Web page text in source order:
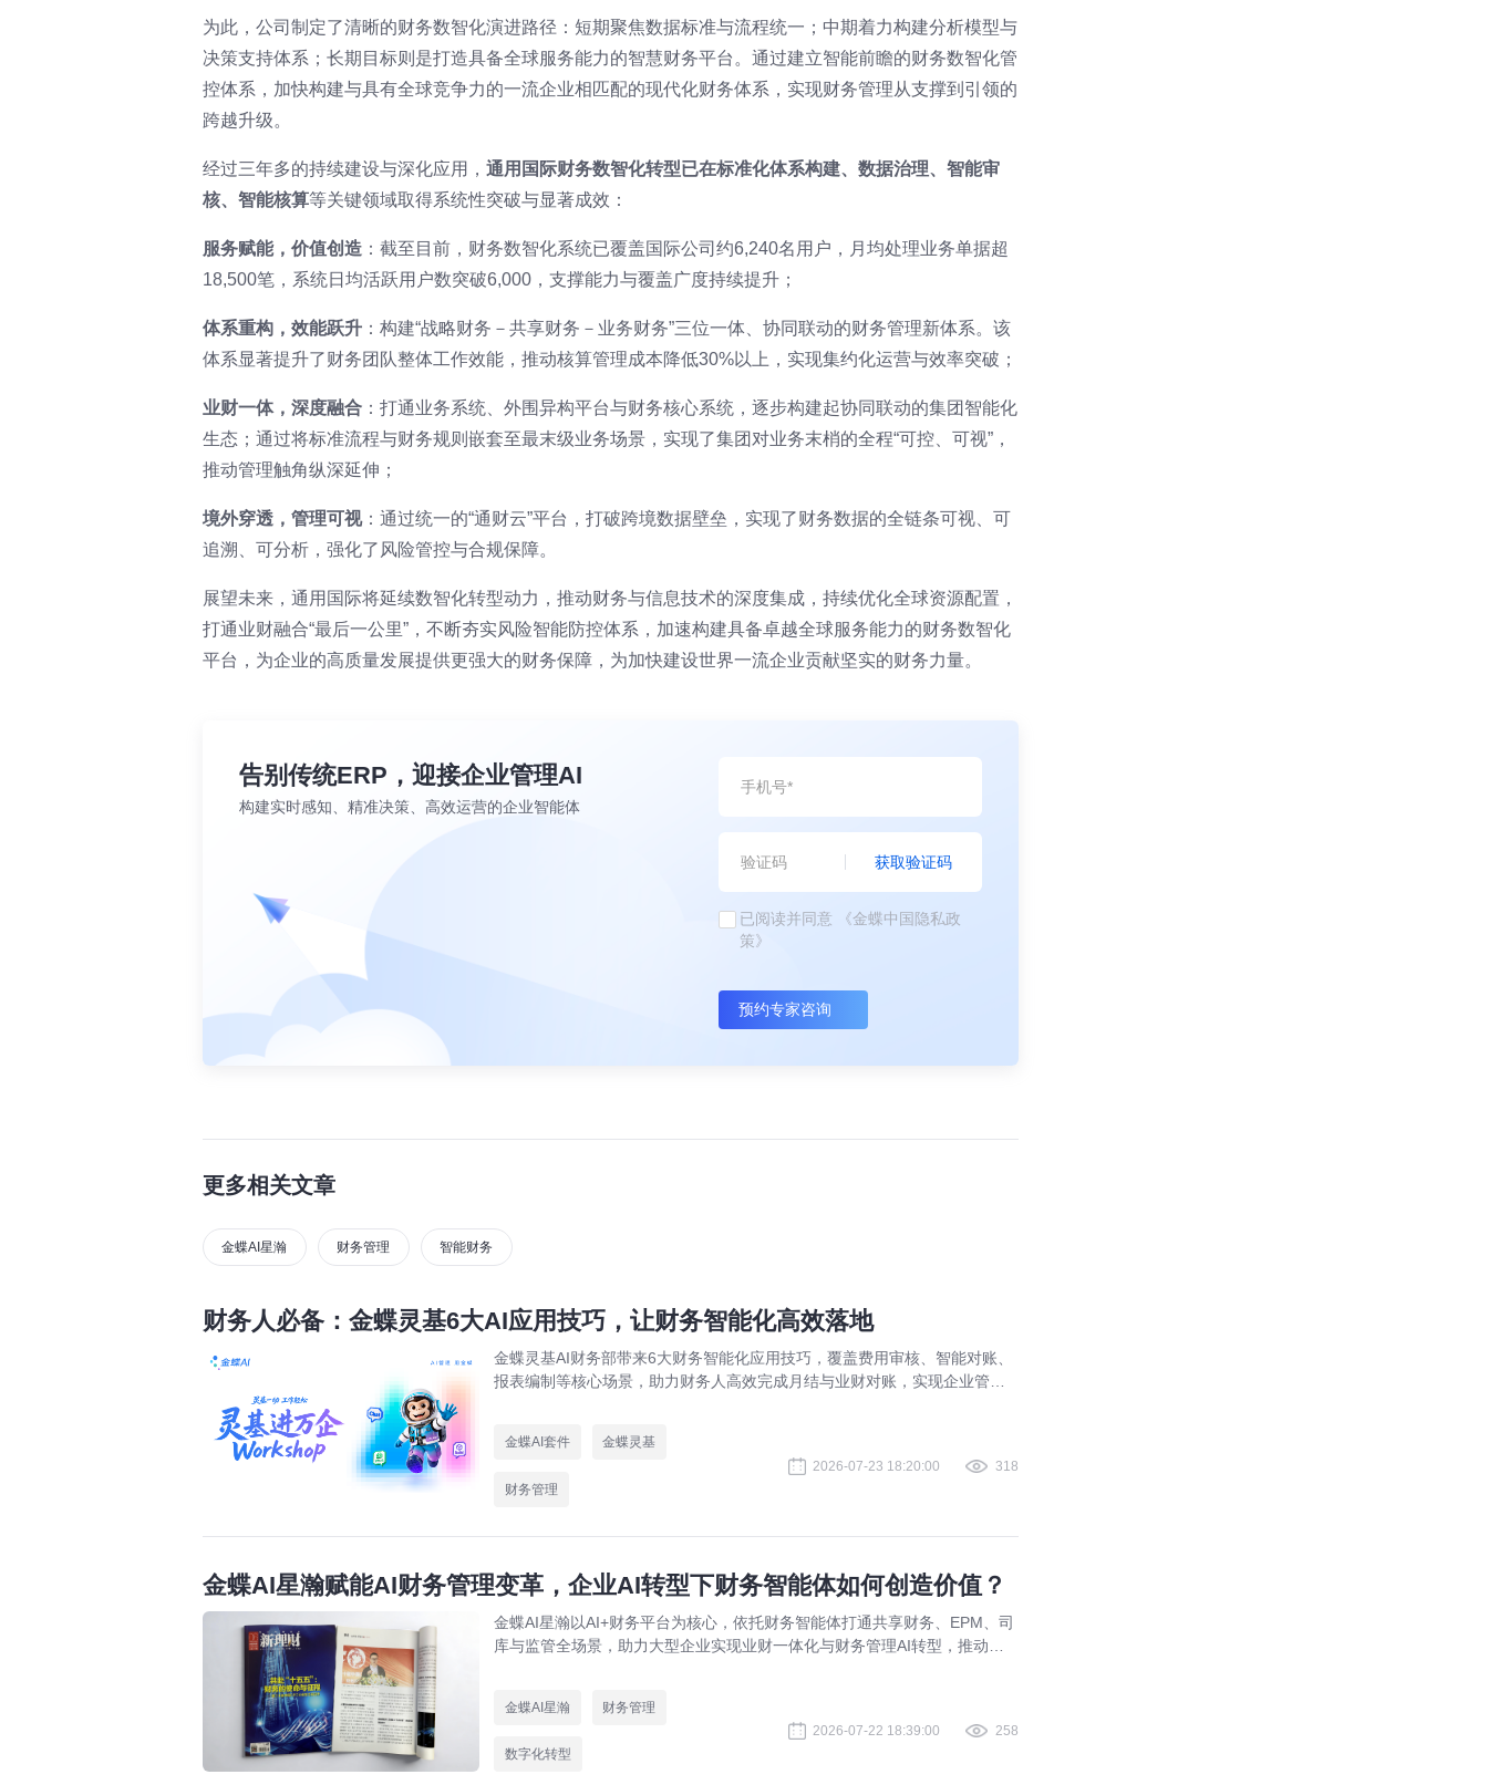
为此，公司制定了清晰的财务数智化演进路径：短期聚焦数据标准与流程统一；中期着力构建分析模型与
决策支持体系；长期目标则是打造具备全球服务能力的智慧财务平台。通过建立智能前瞻的财务数智化管
控体系，加快构建与具有全球竞争力的一流企业相匹配的现代化财务体系，实现财务管理从支撑到引领的
跨越升级。
经过三年多的持续建设与深化应用， 通用国际财务数智化转型已在标准化体系构建、数据治理、智能审
核、智能核算等关键领域取得系统性突破与显著成效：
服务赋能，价值创造：截至目前，财务数智化系统已覆盖国际公司约6,240名用户，月均处理业务单据超
18,500笔，系统日均活跃用户数突破6,000，支撑能力与覆盖广度持续提升；
体系重构，效能跃升：构建“战略财务－共享财务－业务财务”三位一体、协同联动的财务管理新体系。该
体系显著提升了财务团队整体工作效能，推动核算管理成本降低30%以上，实现集约化运营与效率突破；
业财一体，深度融合：打通业务系统、外围异构平台与财务核心系统，逐步构建起协同联动的集团智能化
生态；通过将标准流程与财务规则嵌套至最末级业务场景，实现了集团对业务末梢的全程“可控、可视”，
推动管理触角纵深延伸；
境外穿透，管理可视：通过统一的“通财云”平台，打破跨境数据壁垒，实现了财务数据的全链条可视、可
追溯、可分析，强化了风险管控与合规保障。
展望未来，通用国际将延续数智化转型动力，推动财务与信息技术的深度集成，持续优化全球资源配置，
打通业财融合“最后一公里”，不断夯实风险智能防控体系，加速构建具备卓越全球服务能力的财务数智化
平台，为企业的高质量发展提供更强大的财务保障，为加快建设世界一流企业贡献坚实的财务力量。
告别传统ERP，迎接企业管理AI
构建实时感知、精准决策、高效运营的企业智能体
获取验证码
已阅读并同意
《金蝶中国隐私政
策》
预约专家咨询
更多相关文章
金蝶AI星瀚 财务管理 智能财务
财务人必备：金蝶灵基6大AI应用技巧，让财务智能化高效落地
金蝶灵基AI财务部带来6大财务智能化应用技巧，覆盖费用审核、智能对账、
报表编制等核心场景，助力财务人高效完成月结与业财对账，实现企业管理
金蝶AI套件 金蝶灵基
财务管理
2026-07-23 18:20:00 318
金蝶AI星瀚赋能AI财务管理变革，企业AI转型下财务智能体如何创造价值？
金蝶AI星瀚以AI+财务平台为核心，依托财务智能体打通共享财务、EPM、司
库与监管全场景，助力大型企业实现业财一体化与财务管理AI转型，推动财
金蝶AI星瀚 财务管理
数字化转型
2026-07-22 18:39:00 258